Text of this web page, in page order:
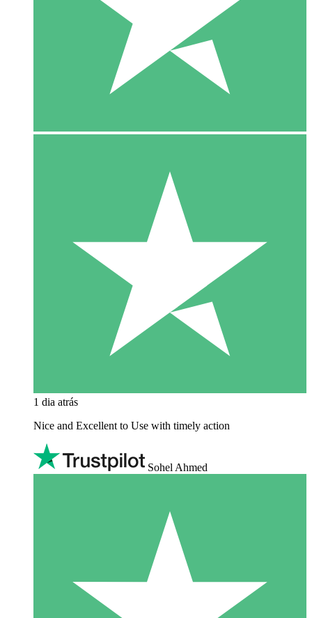
1 dia atrás
Nice and Excellent to Use with timely action
Sohel Ahmed